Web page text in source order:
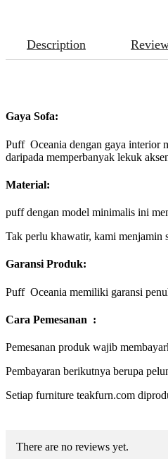
Description
Gaya Sofa:
Puff Oceania dengan gaya interior
daripada memperbanyak lekuk
Material:
puff dengan model minimalis ini
Tak perlu khawatir, kami menjamin
Garansi Produk:
Puff Oceania memiliki garansi
Cara Pemesanan :
Pemesanan produk wajib
Pembayaran berikutnya berupa
Setiap furniture teakfurn.com
There are no reviews yet.